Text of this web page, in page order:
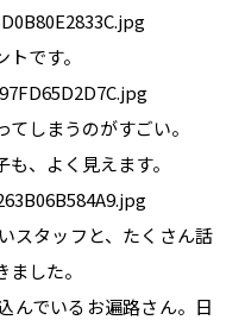
です。
しまうのがすごい。
、よく見えます。
スタッフと、たくさん話
した。
んでいるお遍路さん。 日